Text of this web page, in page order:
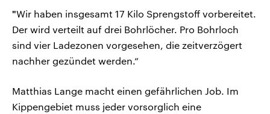
"Wir haben insgesamt 17 Kilo Sprengstoff vorbereitet.
Der wird verteilt auf drei Bohrlöcher. Pro Bohrloch
sind vier Ladezonen vorgesehen, die zeitverzögert
nachher gezündet werden.“
Matthias Lange macht einen gefährlichen Job. Im
Kippengebiet muss jeder vorsorglich eine